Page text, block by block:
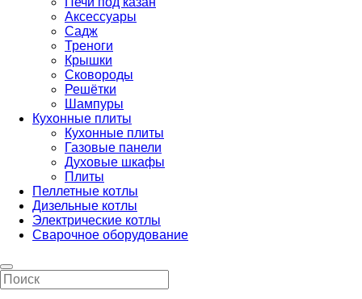
Аксессуары
Садж
Треноги
Крышки
Сковороды
Решётки
Шампуры
Кухонные плиты
Кухонные плиты
Газовые панели
Духовые шкафы
Плиты
Пеллетные котлы
Дизельные котлы
Электрические котлы
Сварочное оборудование